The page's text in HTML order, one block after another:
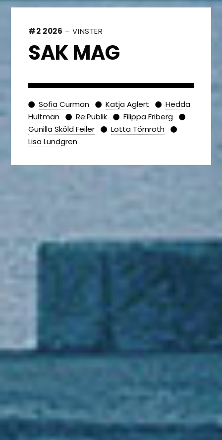
#2 2026 – VINSTER
SAK MAG
Sofia Curman Katja Aglert
Hedda
Hultman
Re:Publik
Filippa Friberg
Gunilla Sköld Feiler
Lotta Törnroth
Lisa Lundgren